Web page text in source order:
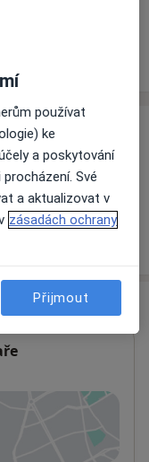
k dispozici
informace o
v nové záložce
používat
ke
a poskytování
Své
a aktualizovat v
zásadách ochrany
Přijmout